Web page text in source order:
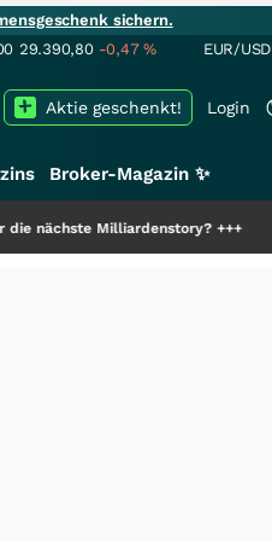
sichern.
29.390,80 -0,47% EUR/USD
Login
Aktie geschenkt!
Broker-Magazin ✨
Milliardenstory?+++